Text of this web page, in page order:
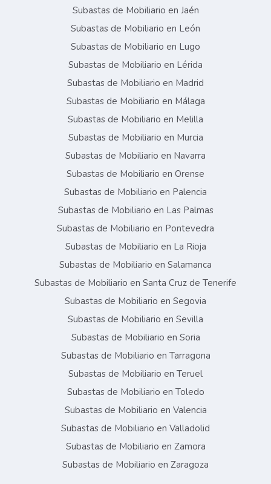
Subastas de Mobiliario en Jaén
Subastas de Mobiliario en León
Subastas de Mobiliario en Lugo
Subastas de Mobiliario en Lérida
Subastas de Mobiliario en Madrid
Subastas de Mobiliario en Málaga
Subastas de Mobiliario en Melilla
Subastas de Mobiliario en Murcia
Subastas de Mobiliario en Navarra
Subastas de Mobiliario en Orense
Subastas de Mobiliario en Palencia
Subastas de Mobiliario en Las Palmas
Subastas de Mobiliario en Pontevedra
Subastas de Mobiliario en La Rioja
Subastas de Mobiliario en Salamanca
Subastas de Mobiliario en Santa Cruz de Tenerife
Subastas de Mobiliario en Segovia
Subastas de Mobiliario en Sevilla
Subastas de Mobiliario en Soria
Subastas de Mobiliario en Tarragona
Subastas de Mobiliario en Teruel
Subastas de Mobiliario en Toledo
Subastas de Mobiliario en Valencia
Subastas de Mobiliario en Valladolid
Subastas de Mobiliario en Zamora
Subastas de Mobiliario en Zaragoza